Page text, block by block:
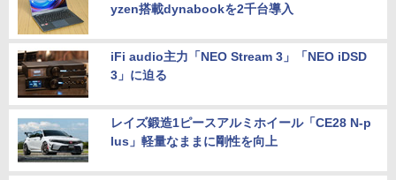
yzen搭載dynabookを2千台導入
iFi audio主力「NEO Stream 3」「NEO iDSD
3」に迫る
レイズ鍛造1ピースアルミホイール「CE28 N-p
lus」軽量なままに剛性を向上